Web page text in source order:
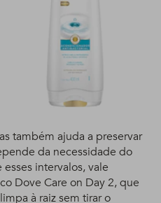
também ajuda a preservar
da necessidade do
intervalos, vale
Dove Care on Day 2, que
à raiz sem tirar o